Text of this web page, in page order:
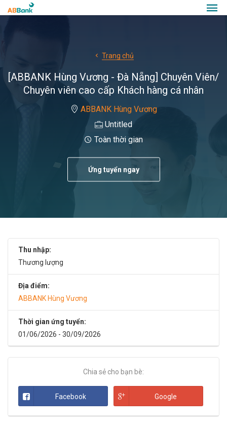
Trang chủ
[ABBANK Hùng Vương - Đà Nẵng] Chuyên Viên/
Chuyên viên cao cấp Khách hàng cá nhân
ABBANK Hùng Vương
Untitled
Toàn thời gian
Ứng tuyển ngay
Thu nhập:
Thương lượng
Địa điểm:
ABBANK Hùng Vương
Thời gian ứng tuyển:
01/06/2026 - 30/09/2026
Chia sẻ cho bạn bè:
Facebook Google